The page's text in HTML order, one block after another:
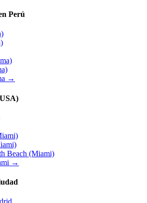
Perú
→
Beach (Miami)
→